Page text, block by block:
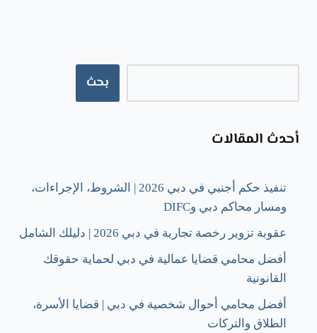
بحث
أحدث المقالات
تنفيذ حكم أجنبي في دبي 2026 | الشروط، الإجراءات،
ومسار محاكم دبي وDIFC
عقوبة تزوير رخصة تجارية في دبي 2026 | دليلك الشامل
أفضل محامي قضايا عمالية في دبي لحماية حقوقك
القانونية
أفضل محامي أحوال شخصية في دبي | قضايا الأسرة،
الطلاق والتركات